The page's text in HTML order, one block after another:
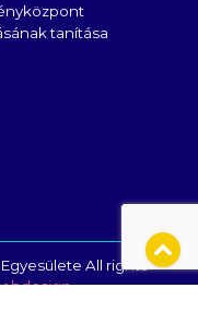
tanítása
All rights